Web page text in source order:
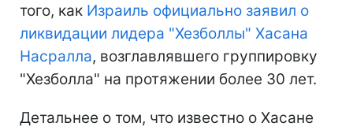
того, как Израиль официально заявил о
ликвидации лидера "Хезболлы" Хасана
Насралла, возглавлявшего группировку
"Хезболла" на протяжении более 30 лет.
Детальнее о том, что известно о Хасане